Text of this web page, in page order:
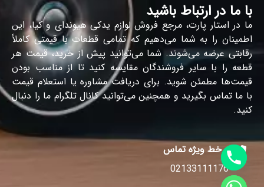
با ما در ارتباط باشید
ما در استار پارت، مرجع فروش لوازم یدکی هیوندای و کیا، این
اطمینان را به شما می‌دهیم که تمامی قطعات با قیمتی کاملاً
رقابتی عرضه می‌شوند. شما می‌توانید پیش از خرید، قیمت هر
قطعه را با سایر فروشندگان مقایسه کنید تا از مناسب بودن
قیمت‌ها مطمئن شوید. برای دریافت مشاوره یا استعلام قیمت
با ما تماس بگیرید و همچنین می‌توانید کانال تلگرام ما را دنبال
کنید.
خط ویژه تماس
02133111176